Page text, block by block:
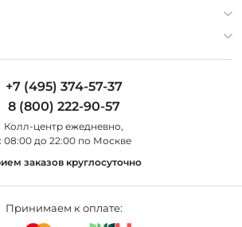
+7 (495) 374-57-37
8 (800) 222-90-57
Колл-центр eжедневно,
08:00 до 22:00 по Москве
заказов круглосуточно
Принимаем к оплате: